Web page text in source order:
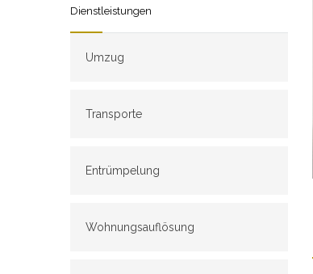
Dienstleistungen
Umzug
Transporte
Entrümpelung
Wohnungsauflösung